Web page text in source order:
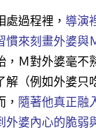
過程裡， 導演
慣來刻畫外婆與
，Ｍ對外婆毫不
解（例如外婆只
隨著他真正融
外婆內心的脆弱